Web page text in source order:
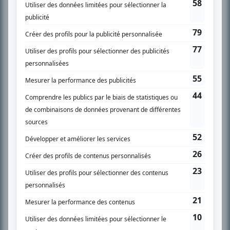
SUR LE RÉSEAU BIZZ MÉDIA
PLAN DU SITE
Accueil
Liste des oeuvres
Recherche avancée
À propos
Nous contacter
Termes et conditions
Politique de confidentialité
Gestion du consentement